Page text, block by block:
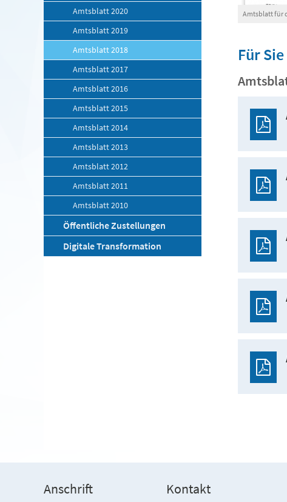
Amtsblatt 2020
Amtsblatt 2019
Amtsblatt 2018
Amtsblatt 2017
Amtsblatt 2016
Amtsblatt 2015
Amtsblatt 2014
Amtsblatt 2013
Amtsblatt 2012
Amtsblatt 2011
Amtsblatt 2010
Öffentliche Zustellungen
Digitale Transformation
Amtsblatt für
Für
Anschrift Kontakt